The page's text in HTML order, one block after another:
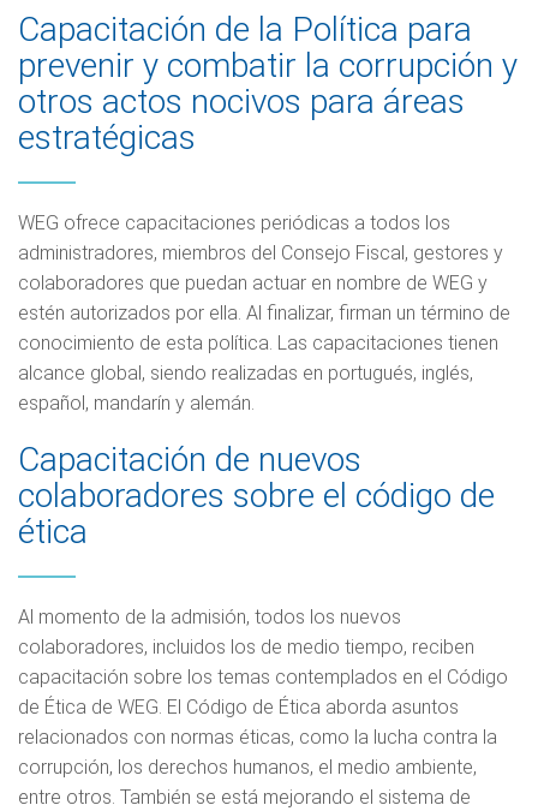
Capacitación de la Política para
prevenir y combatir la corrupción y
otros actos nocivos para áreas
estratégicas
WEG ofrece capacitaciones periódicas a todos los
administradores, miembros del Consejo Fiscal, gestores y
colaboradores que puedan actuar en nombre de WEG y
estén autorizados por ella. Al finalizar, firman un término de
conocimiento de esta política. Las capacitaciones tienen
alcance global, siendo realizadas en portugués, inglés,
español, mandarín y alemán.
Capacitación de nuevos
colaboradores sobre el código de
ética
Al momento de la admisión, todos los nuevos
colaboradores, incluidos los de medio tiempo, reciben
capacitación sobre los temas contemplados en el Código
de Ética de WEG. El Código de Ética aborda asuntos
relacionados con normas éticas, como la lucha contra la
corrupción, los derechos humanos, el medio ambiente,
entre otros. También se está mejorando el sistema de